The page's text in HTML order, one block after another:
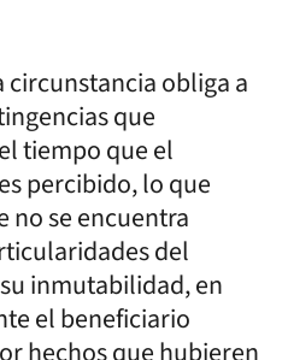
circunstancia obliga a
que
tiempo que el
percibido, lo que
no se encuentra
del
inmutabilidad, en
el beneficiario